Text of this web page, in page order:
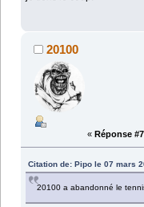
20100
« Réponse
Citation de: Pipo le 07 mars
20100 a abandonné le